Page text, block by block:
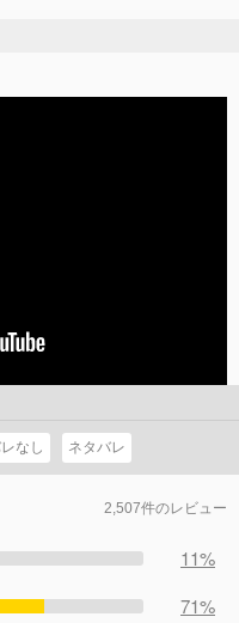
なし ネタバレ
2,507件のレビュー
11%
71%